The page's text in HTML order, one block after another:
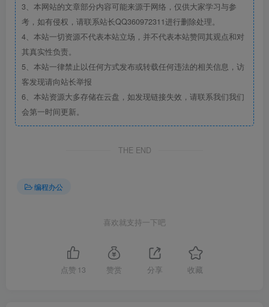
3、本网站的文章部分内容可能来源于网络，仅供大家学习与参
考，如有侵权，请联系站长QQ360972311进行删除处理。
4、本站一切资源不代表本站立场，并不代表本站赞同其观点和对
其真实性负责。
5、本站一律禁止以任何方式发布或转载任何违法的相关信息，访
客发现请向站长举报
6、本站资源大多存储在云盘，如发现链接失效，请联系我们我们
会第一时间更新。
THE END
编程办公
喜欢就支持一下吧
点赞 13 赞赏 分享 收藏